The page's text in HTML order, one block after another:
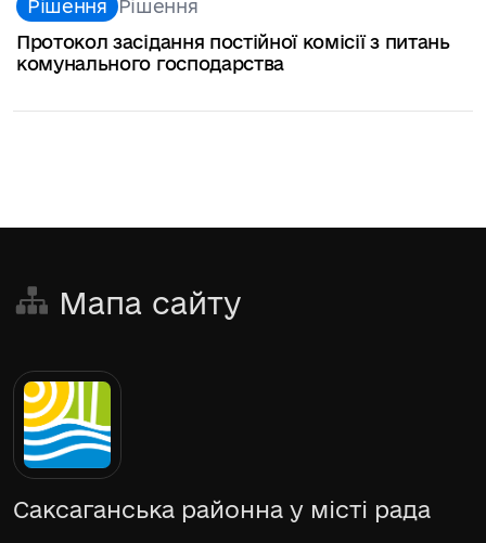
Рішення Рішення
Протокол засідання постійної комісії з питань
комунального господарства
Мапа сайту
Саксаганська районна у місті рада